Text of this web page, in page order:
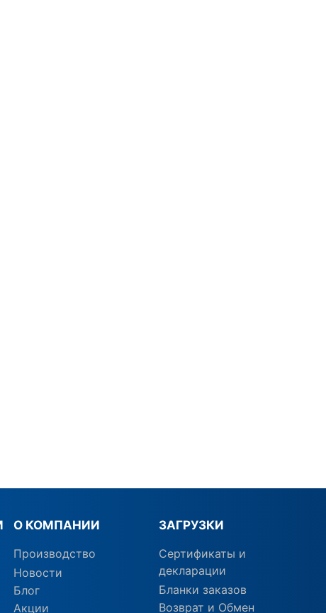
О КОМПАНИИ
Производство
Новости
Блог
Акции
ЗАГРУЗКИ
Сертификаты и
декларации
Бланки заказов
Возврат и Обмен